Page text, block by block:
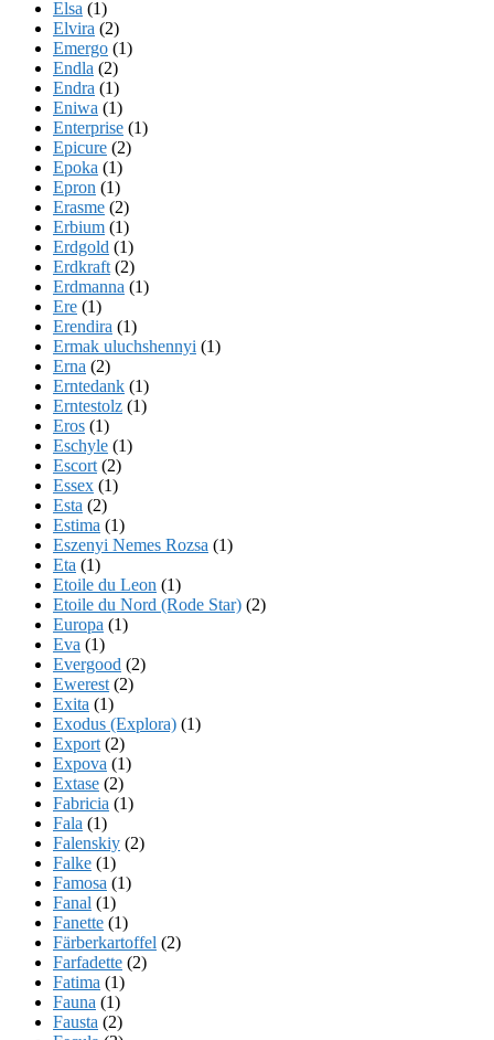
Elsa (1)
Elvira (2)
Emergo (1)
Endla (2)
Endra (1)
Eniwa (1)
Enterprise (1)
Epicure (2)
Epoka (1)
Epron (1)
Erasme (2)
Erbium (1)
Erdgold (1)
Erdkraft (2)
Erdmanna (1)
Ere (1)
Erendira (1)
Ermak uluchshennyi (1)
Erna (2)
Erntedank (1)
Erntestolz (1)
Eros (1)
Eschyle (1)
Escort (2)
Essex (1)
Esta (2)
Estima (1)
Eszenyi Nemes Rozsa (1)
Eta (1)
Etoile du Leon (1)
Etoile du Nord (Rode Star) (2)
Europa (1)
Eva (1)
Evergood (2)
Ewerest (2)
Exita (1)
Exodus (Explora) (1)
Export (2)
Expova (1)
Extase (2)
Fabricia (1)
Fala (1)
Falenskiy (2)
Falke (1)
Famosa (1)
Fanal (1)
Fanette (1)
Färberkartoffel (2)
Farfadette (2)
Fatima (1)
Fauna (1)
Fausta (2)